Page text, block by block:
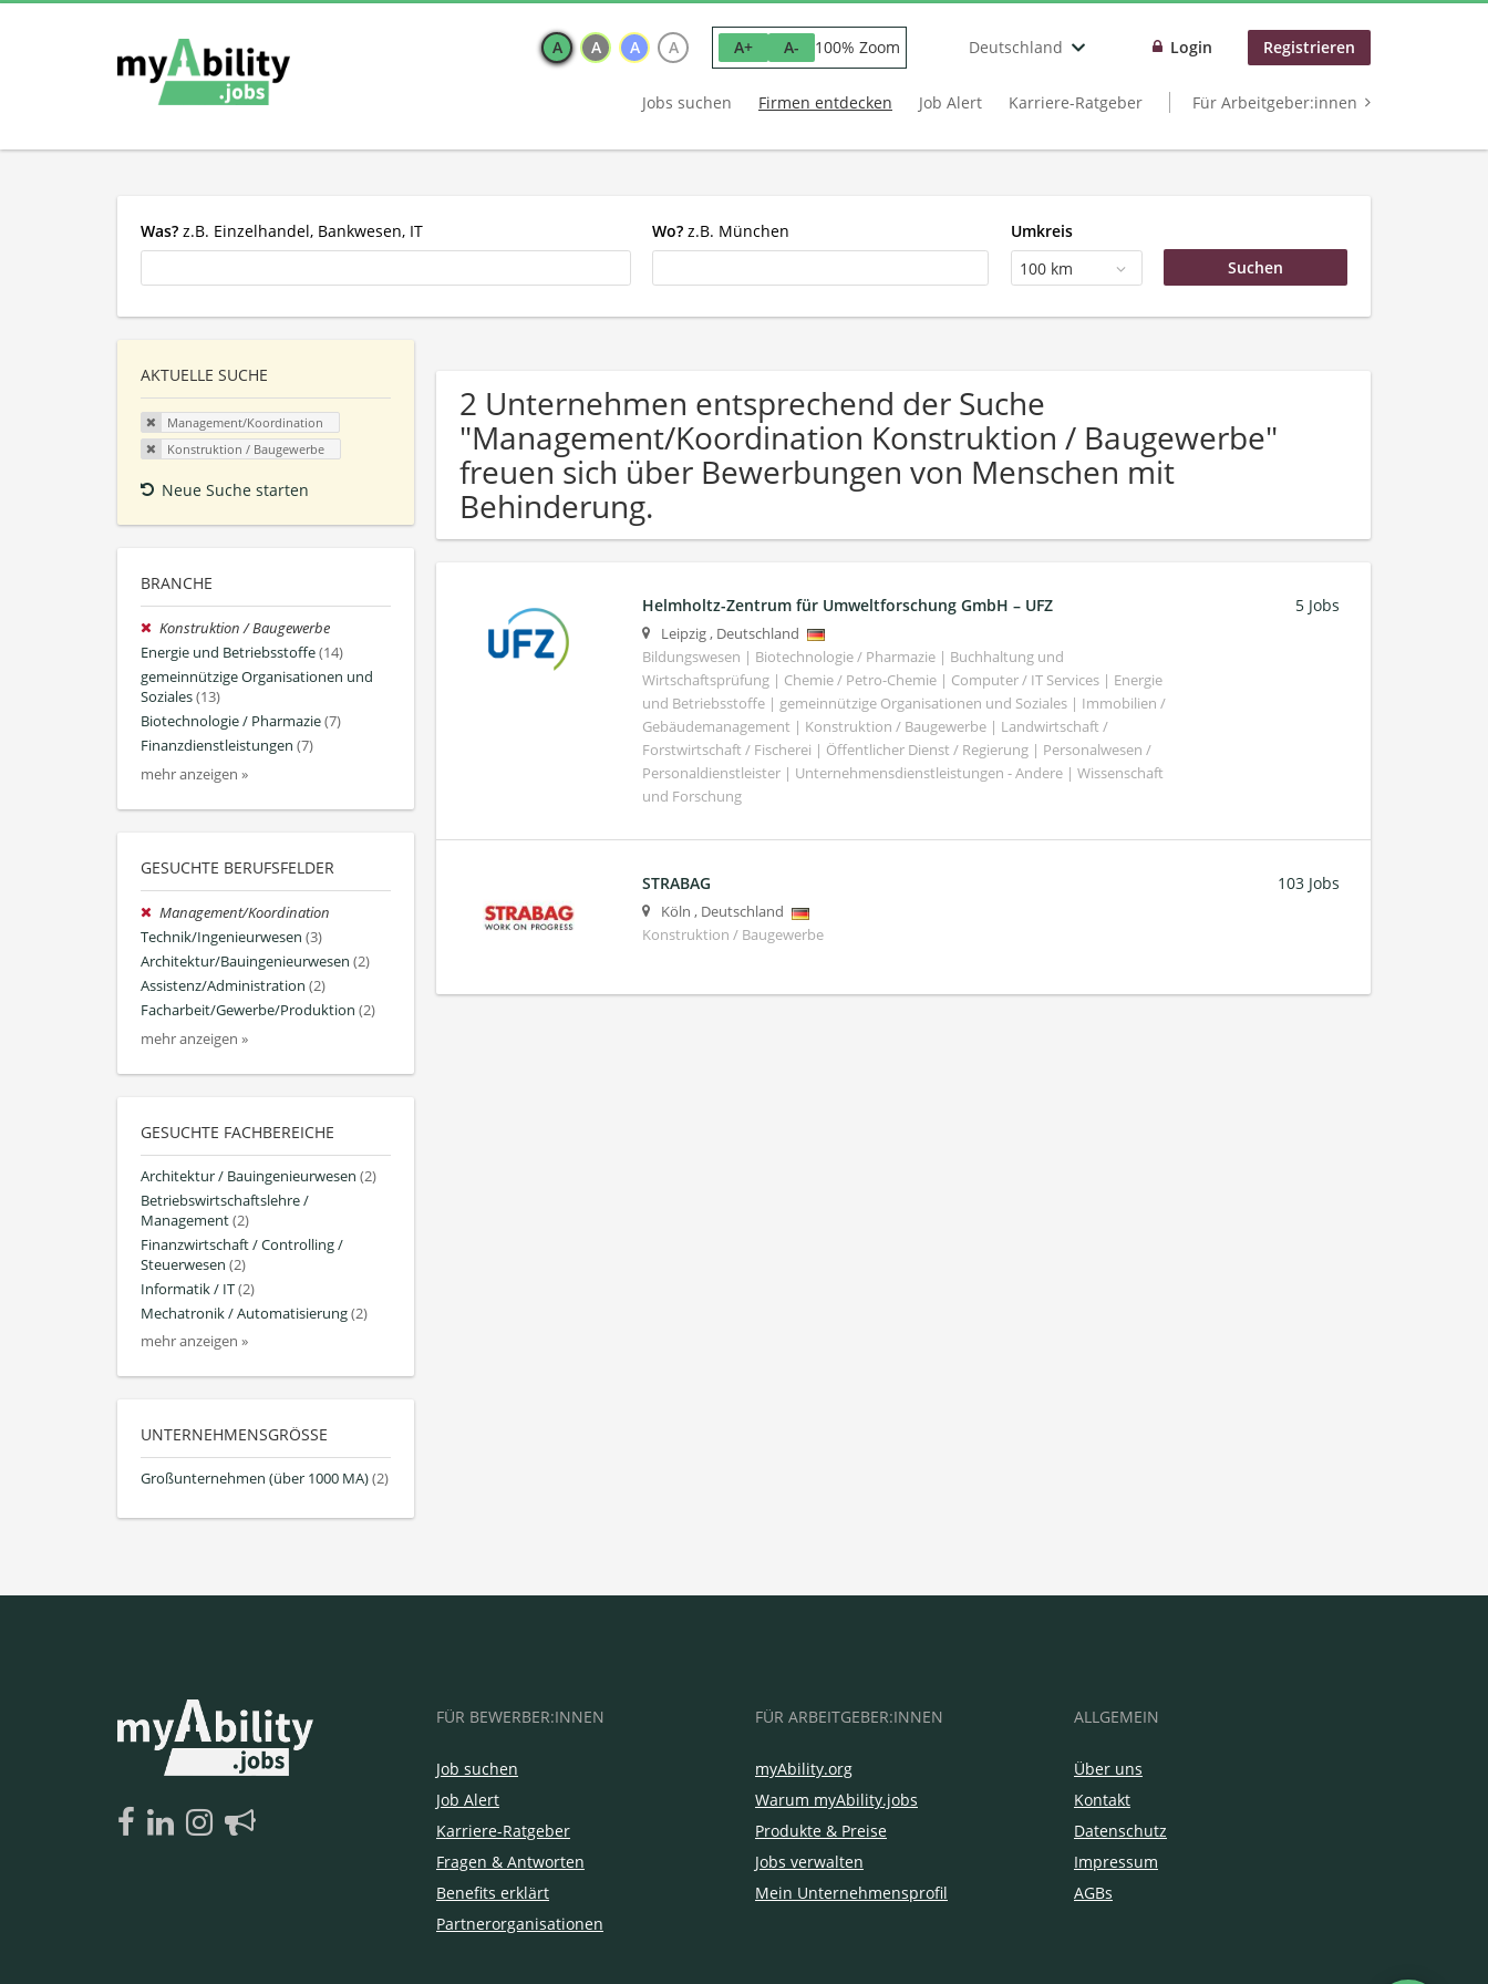
A A A A A+ A- 100% Zoom Deutschland Login Registrieren
Jobs suchen Firmen entdecken Job Alert Karriere-Ratgeber Für Arbeitgeber:innen
Was? z.B. Einzelhandel, Bankwesen, IT Wo? z.B. München
Umkreis
100 km
AKTUELLE SUCHE
Management/Koordination
Konstruktion / Baugewerbe
Neue Suche starten
BRANCHE
Konstruktion / Baugewerbe
Energie und Betriebsstoffe(14)
gemeinnützige Organisationen und
Soziales(13)
Biotechnologie / Pharmazie(7)
Finanzdienstleistungen (7)
mehr anzeigen »
GESUCHTE BERUFSFELDER
Management/Koordination
Technik/Ingenieurwesen (3)
Architektur/Bauingenieurwesen (2)
Assistenz/Administration (2)
Facharbeit/Gewerbe/Produktion (2)
mehr anzeigen »
GESUCHTE FACHBEREICHE
Architektur / Bauingenieurwesen (2)
Betriebswirtschaftslehre /
Management(2)
Finanzwirtschaft / Controlling /
Steuerwesen (2)
Informatik / IT(2)
Mechatronik / Automatisierung(2)
mehr anzeigen »
UNTERNEHMENSGRÖSSE
Großunternehmen (über 1000 MA)(2)
2 Unternehmen entsprechend der Suche
"Management/Koordination Konstruktion / Baugewerbe"
freuen sich über Bewerbungen von Menschen mit
Behinderung.
Helmholtz-Zentrum für Umweltforschung GmbH – UFZ
Leipzig, Deutschland
Bildungswesen | Biotechnologie / Pharmazie | Buchhaltung und
Wirtschaftsprüfung | Chemie / Petro-Chemie | Computer / IT Services | Energie
und Betriebsstoffe | gemeinnützige Organisationen und Soziales | Immobilien /
Gebäudemanagement | Konstruktion / Baugewerbe | Landwirtschaft /
Forstwirtschaft / Fischerei | Öffentlicher Dienst / Regierung | Personalwesen /
Personaldienstleister | Unternehmensdienstleistungen - Andere | Wissenschaft
und Forschung
5 Jobs
STRABAG
Köln , Deutschland
Konstruktion / Baugewerbe
103 Jobs
FÜR BEWERBER:INNEN
Job suchen
Job Alert
Karriere-Ratgeber
Fragen & Antworten
Benefits erklärt
Partnerorganisationen
FÜR ARBEITGEBER:INNEN
myAbility.org
Warum myAbility.jobs
Produkte & Preise
Jobs verwalten
Mein Unternehmensprofil
ALLGEMEIN
Über uns
Kontakt
Datenschutz
Impressum
AGBs